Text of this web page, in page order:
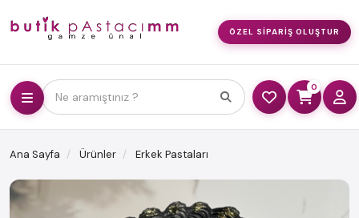
ÖZEL SIPARIŞ OLUŞTUR
Ne aramıştınız ?
0
Ana Sayfa Ürünler Erkek Pastaları